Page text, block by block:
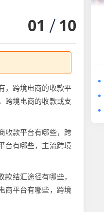
01 10
，跨境电商的收款平
跨境电商的收款或支
收款平台有哪些，跨
台有哪些，主流跨境
结汇途径有哪些，
商平台有哪些，跨境